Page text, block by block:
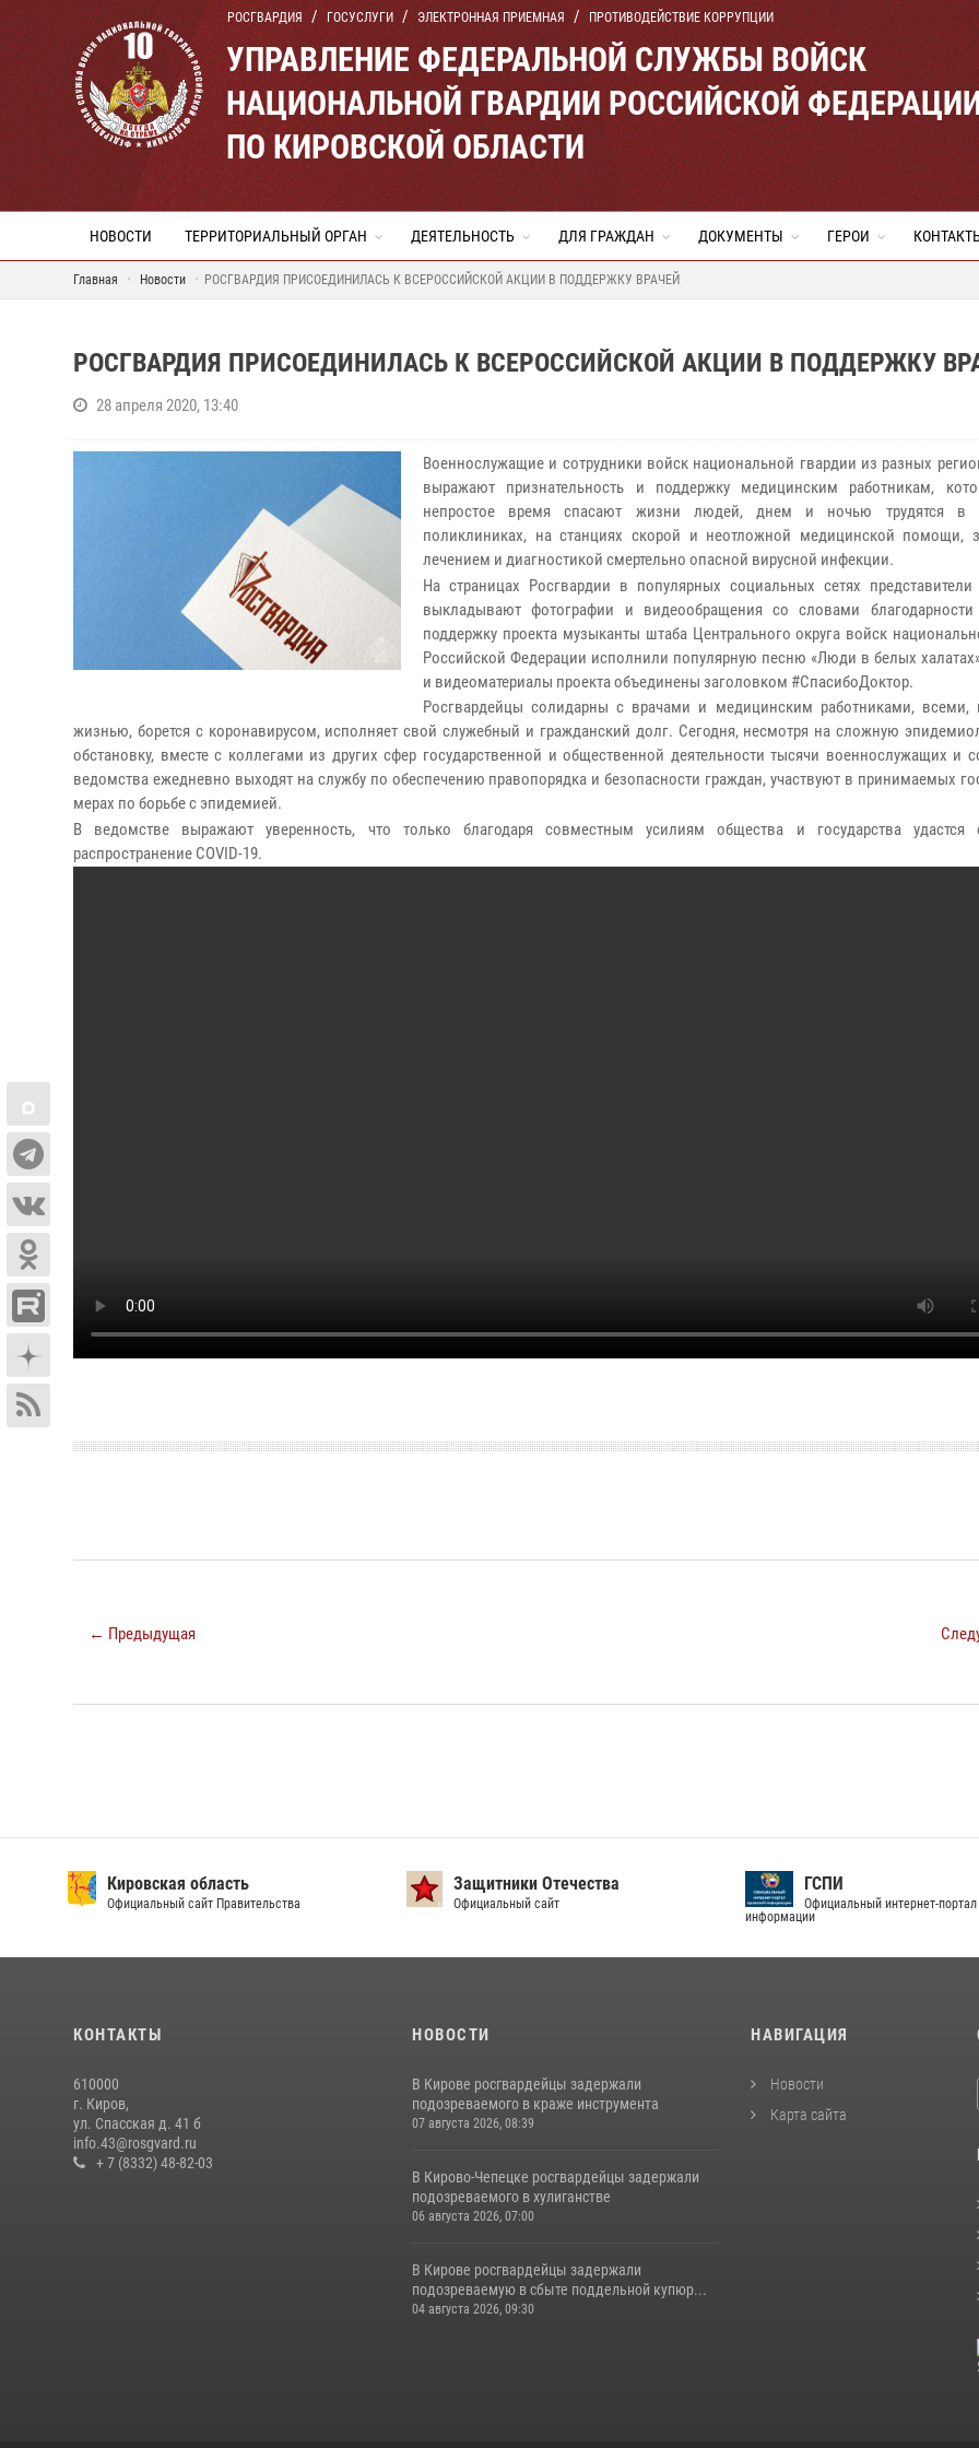
РОСГВАРДИЯ ГОСУСЛУГИ ЭЛЕКТРОННАЯ ПРИЕМНАЯ ПРОТИВОДЕЙСТВИЕ КОРРУПЦИИ
УПРАВЛЕНИЕ ФЕДЕРАЛЬНОЙ СЛУЖБЫ ВОЙСК
НАЦИОНАЛЬНОЙ ГВАРДИИ РОССИЙСКОЙ
ПО КИРОВСКОЙ ОБЛАСТИ
НОВОСТИ ТЕРРИТОРИАЛЬНЫЙ ОРГАН ДЕЯТЕЛЬНОСТЬ ДЛЯ ГРАЖДАН ДОКУМЕНТЫ ГЕРОИ
Главная Новости РОСГВАРДИЯ ПРИСОЕДИНИЛАСЬ К ВСЕРОССИЙСКОЙ АКЦИИ В ПОДДЕРЖКУ ВРАЧЕЙ
РОСГВАРДИЯ ПРИСОЕДИНИЛАСЬ К ВСЕРОССИЙСКОЙ АКЦИИ В ПОДДЕРЖКУ
28 апреля 2020, 13:40
Военнослужащие и сотрудники войск национальной гвардии из разных
выражают признательность и поддержку медицинским работникам,
непростое время спасают жизни людей, днем и ночью трудятся в
поликлиниках, на станциях скорой и неотложной медицинской помощи,
лечением и диагностикой смертельно опасной вирусной инфекции.
На страницах Росгвардии в популярных социальных сетях
выкладывают фотографии и видеообращения со словами
поддержку проекта музыканты штаба Центрального округа войск
Российской Федерации исполнили популярную песню «Люди в белых
и видеоматериалы проекта объединены заголовком #СпасибоДоктор.
Росгвардейцы солидарны с врачами и медицинским работниками, всеми,
жизнью, борется с коронавирусом, исполняет свой служебный и гражданский долг. Сегодня, несмотря на сложную
обстановку, вместе с коллегами из других сфер государственной и общественной деятельности тысячи военнослужащих и
ведомства ежедневно выходят на службу по обеспечению правопорядка и безопасности граждан, участвуют в принимаемых
мерах по борьбе с эпидемией.
В ведомстве выражают уверенность, что только благодаря совместным усилиям общества и государства удастся
распространение COVID-19.
← Предыдущая
Кировская область
Официальный сайт Правительства
Защитники Отечества
Официальный сайт
ГСПИ
Официальный интернет-
информации
КОНТАКТЫ
610000
г. Киров,
ул. Спасская д. 41 б
info.43@rosgvard.ru
+ 7 (8332) 48-82-03
НОВОСТИ
В Кирове росгвардейцы задержали
подозреваемого в краже инструмента
07 августа 2026, 08:39
В Кирово-Чепецке росгвардейцы задержали
подозреваемого в хулиганстве
06 августа 2026, 07:00
В Кирове росгвардейцы задержали
подозреваемую в сбыте поддельной купюр...
04 августа 2026, 09:30
НАВИГАЦИЯ
Новости
Карта сайта